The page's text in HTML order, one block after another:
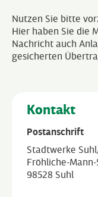
Nutzen Sie bitte
Hier haben Sie die
Nachricht auch
gesicherten
Kontakt
Postanschrift
Stadtwerke
Fröhliche-
98528 Suhl